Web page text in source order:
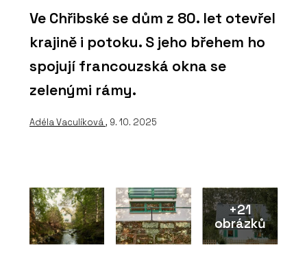
Ve Chřibské se dům z 80. let otevřel
krajině i potoku. S jeho břehem ho
spojují francouzská okna se
zelenými rámy.
Adéla Vaculíková, 9. 10. 2025
+21
obrázků